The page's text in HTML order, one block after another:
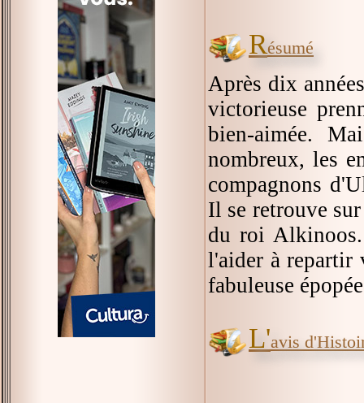
Résumé
Après dix
victorieuse
bien-aimée.
nombreux, les
compagnons
Il se retrouve
du roi Alkinoos.
l'aider à repartir
fabuleuse
L'avis